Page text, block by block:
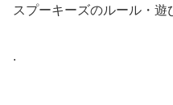
スプーキーズのルール・遊
.